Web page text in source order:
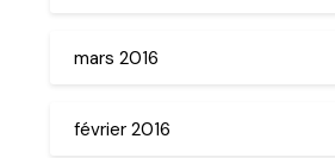
mars 2016
février 2016